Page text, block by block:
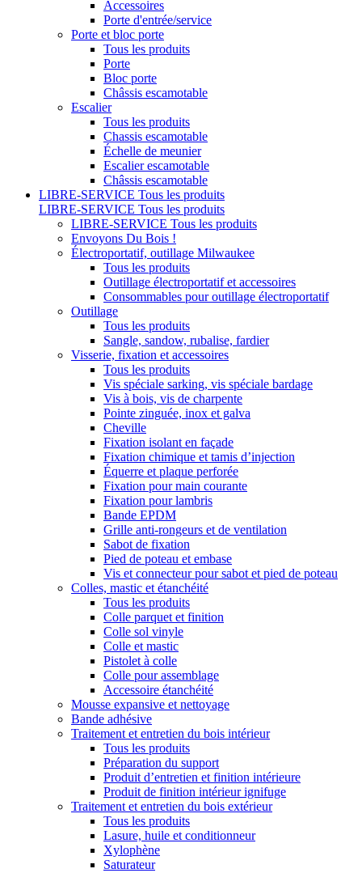
Accessoires
Porte d'entrée/service
Porte et bloc porte
Tous les produits
Porte
Bloc porte
Châssis escamotable
Escalier
Tous les produits
Chassis escamotable
Échelle de meunier
Escalier escamotable
Châssis escamotable
LIBRE-SERVICE Tous les produits
LIBRE-SERVICE Tous les produits
LIBRE-SERVICE Tous les produits
Envoyons Du Bois !
Électroportatif, outillage Milwaukee
Tous les produits
Outillage électroportatif et accessoires
Consommables pour outillage électroportatif
Outillage
Tous les produits
Sangle, sandow, rubalise, fardier
Visserie, fixation et accessoires
Tous les produits
Vis spéciale sarking, vis spéciale bardage
Vis à bois, vis de charpente
Pointe zinguée, inox et galva
Cheville
Fixation isolant en façade
Fixation chimique et tamis d’injection
Équerre et plaque perforée
Fixation pour main courante
Fixation pour lambris
Bande EPDM
Grille anti-rongeurs et de ventilation
Sabot de fixation
Pied de poteau et embase
Vis et connecteur pour sabot et pied de poteau
Colles, mastic et étanchéité
Tous les produits
Colle parquet et finition
Colle sol vinyle
Colle et mastic
Pistolet à colle
Colle pour assemblage
Accessoire étanchéité
Mousse expansive et nettoyage
Bande adhésive
Traitement et entretien du bois intérieur
Tous les produits
Préparation du support
Produit d’entretien et finition intérieure
Produit de finition intérieur ignifuge
Traitement et entretien du bois extérieur
Tous les produits
Lasure, huile et conditionneur
Xylophène
Saturateur